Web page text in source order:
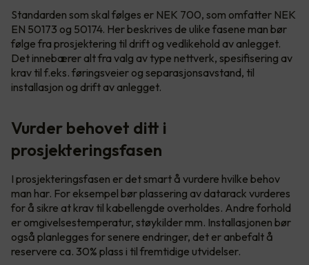
Standarden som skal følges er NEK 700, som omfatter NEK
EN 50173 og 50174. Her beskrives de ulike fasene man bør
følge fra prosjektering til drift og vedlikehold av anlegget.
Det innebærer alt fra valg av type nettverk, spesifisering av
krav til f.eks. føringsveier og separasjonsavstand, til
installasjon og drift av anlegget.
Vurder behovet ditt i
prosjekteringsfasen
I prosjekteringsfasen er det smart å vurdere hvilke behov
man har. For eksempel bør plassering av datarack vurderes
for å sikre at krav til kabellengde overholdes. Andre forhold
er omgivelsestemperatur, støykilder mm. Installasjonen bør
også planlegges for senere endringer, det er anbefalt å
reservere ca. 30% plass i til fremtidige utvidelser.